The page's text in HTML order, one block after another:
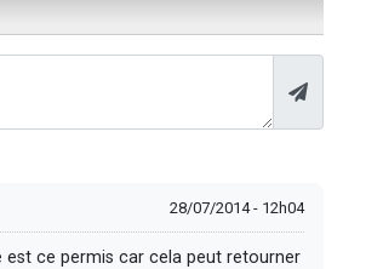
28/07/2014 - 12h04
ce permis car cela peut retourner